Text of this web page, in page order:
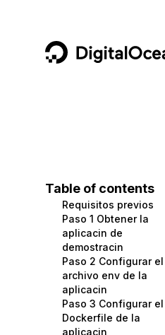
DigitalOcean
Containers and
Managed Databases
Management and
Networking
Security
Storage
Data and IoT
Developer Tools
Gaming and Media
Hosting
Security and
Startups and SMBs
Developer Tools
Get Involved
Utilities and Help
Table of contents
Requisitos previos
Paso 1 Obtener la
aplicacin de
demostracin
Paso 2 Configurar el
archivo env de la
aplicacin
Paso 3 Configurar el
Dockerfile de la
aplicacin